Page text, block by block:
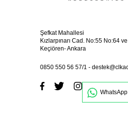
Şefkat Mahallesi
Kızlarpınarı Cad. No:55 No:64
Keçiören- Ankara
0850 550 56 57/1 -